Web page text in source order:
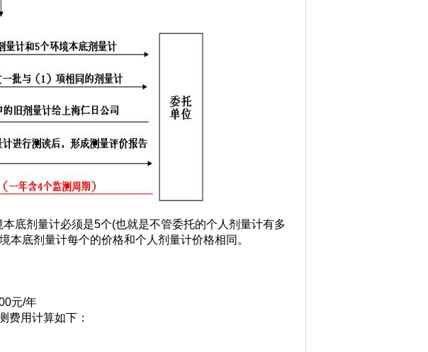
底剂量计必须是5个(也就是不管委托的个人剂量计有多
本底剂量计每个的价格和个人剂量计价格相同。
元/年
用计算如下：